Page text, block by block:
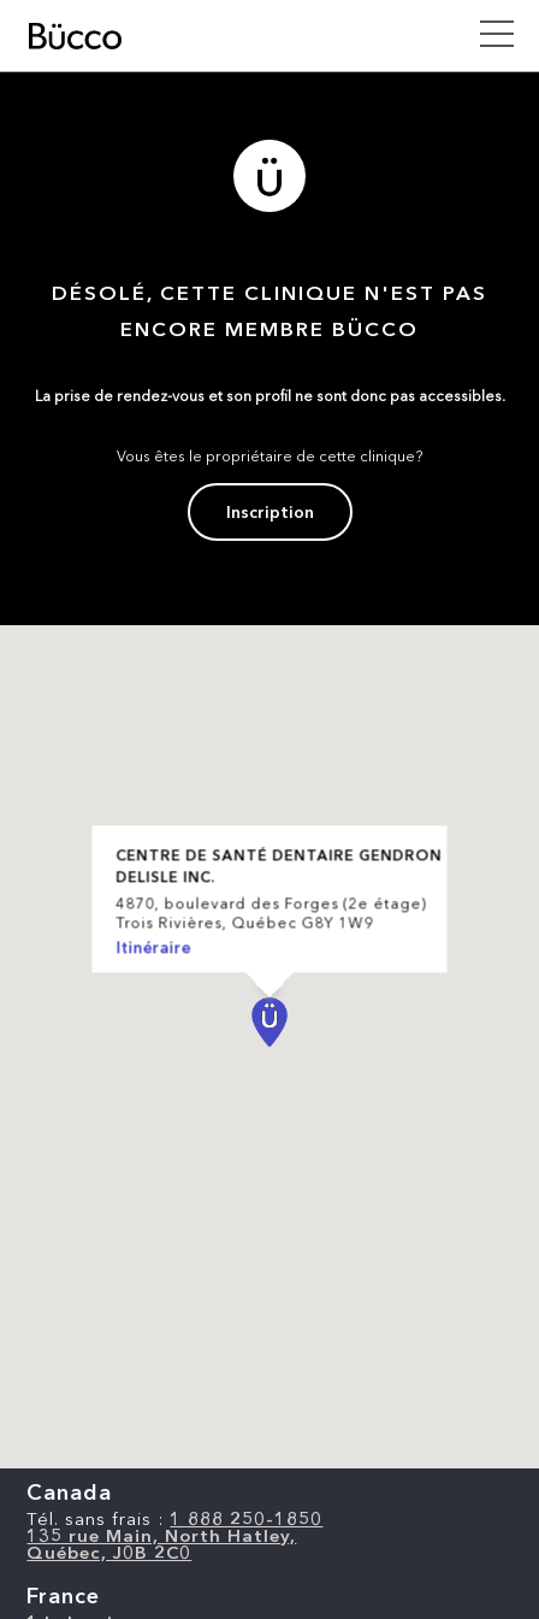
DÉSOLÉ, CETTE CLINIQUE N'EST PAS
ENCORE MEMBRE BÜCCO
La prise de rendez-vous et son profil ne sont donc pas accessibles.
Vous êtes le propriétaire de cette clinique?
Inscription
CENTRE DE SANTÉ DENTAIRE GENDRON
DELISLE INC.
4870, boulevard des Forges (2e étage)
Trois Rivières, Québec G8Y 1W9
Itinéraire
Canada
Tél. sans frais : 1 888 250-1850
135 rue Main, North Hatley,
Québec, J0B 2C0
France